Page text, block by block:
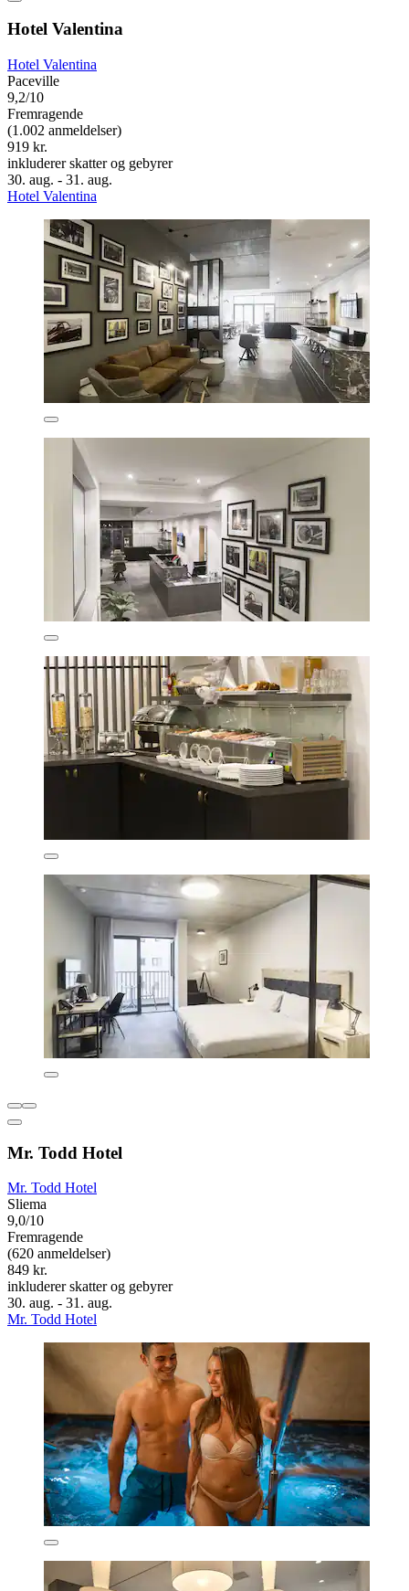
Hotel Valentina
Hotel Valentina
Paceville
9,2/10
Fremragende
(1.002 anmeldelser)
919 kr.
inkluderer skatter og gebyrer
30. aug. - 31. aug.
Hotel Valentina
Mr. Todd Hotel
Mr. Todd Hotel
Sliema
9,0/10
Fremragende
(620 anmeldelser)
849 kr.
inkluderer skatter og gebyrer
30. aug. - 31. aug.
Mr. Todd Hotel